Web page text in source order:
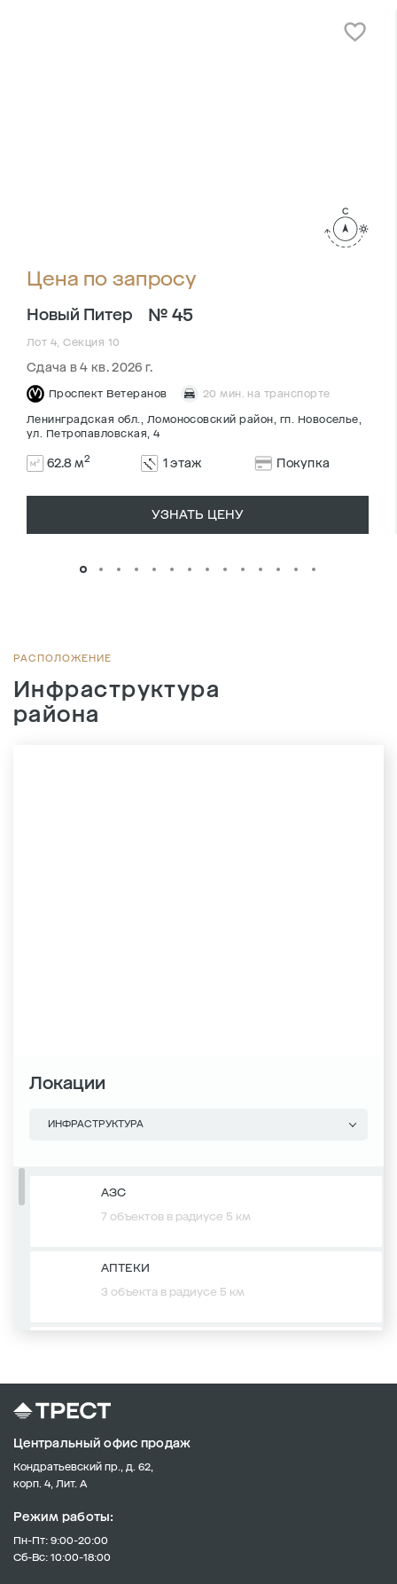
Цена по запросу
Новый Питер № 45
Лот 4, Секция 10
Сдача в 4 кв. 2026 г.
Проспект Ветеранов 20 мин. на транспорте
Ленинградская обл., Ломоносовский район, гп. Новоселье,
ул. Петропавловская, 4
62.8 м2 1 этаж Покупка
УЗНАТЬ ЦЕНУ
РАСПОЛОЖЕНИЕ
Инфраструктура
района
Локации
ИНФРАСТРУКТУРА
АЗС
7 объектов в радиусе 5 км
АПТЕКИ
3 объекта в радиусе 5 км
ДЕТСКИЕ САДЫ
7 объектов в радиусе 5 км
6 объектов в радиусе 5 км
Центральный офис продаж
Кондратьевский пр., д. 62,
корп. 4, Лит. А
Режим работы:
Пн-Пт: 9:00-20:00
Сб-Вс: 10:00-18:00